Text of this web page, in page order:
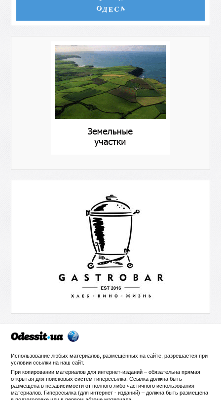
Использование любых материалов, размещённых на сайте, разрешается при
условии ссылки нанаш сайт.
При копировании материалов для интернет-изданий – обязательна прямая
открытая для поисковых систем гиперссылка. Ссылка должна быть
размещена в независимости от полного либо частичного использования
материалов. Гиперссылка (для интернет - изданий) – должна быть размещена